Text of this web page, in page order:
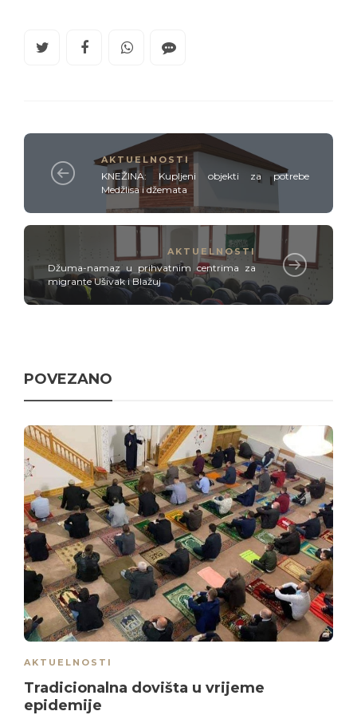
AKTUELNOSTI
KNEŽINA: Kupljeni objekti za potrebe
Medžlisa i džemata
AKTUELNOSTI
Džuma-namaz u prihvatnim centrima za
migrante Ušivak i Blažuj
POVEZANO
AKTUELNOSTI
Tradicionalna dovišta u vrijeme
epidemije